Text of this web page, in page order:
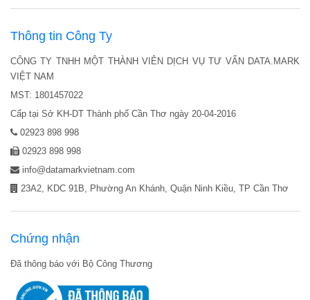
Thông tin Công Ty
CÔNG TY TNHH MỘT THÀNH VIÊN DỊCH VỤ TƯ VẤN DATA.MARK
VIỆT NAM
MST: 1801457022
Cấp tại Sở KH-DT Thành phố Cần Thơ ngày 20-04-2016
02923 898 998
02923 898 998
info@datamarkvietnam.com
23A2, KDC 91B, Phường An Khánh, Quận Ninh Kiều, TP Cần Thơ
Chứng nhận
Đã thông báo với Bộ Công Thương